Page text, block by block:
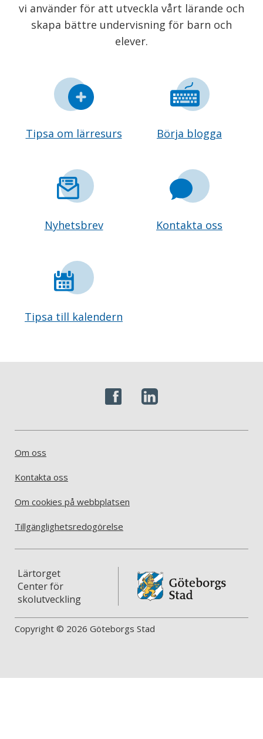
vi använder för att utveckla vårt lärande och
skapa bättre undervisning för barn och
elever.
Tipsa om lärresurs Börja blogga
Nyhetsbrev Kontakta oss
Tipsa till kalendern
Om oss
Kontakta oss
Om cookies på webbplatsen
Tillgänglighetsredogörelse
Lärtorget
Center för
skolutveckling
Copyright © 2026 Göteborgs Stad